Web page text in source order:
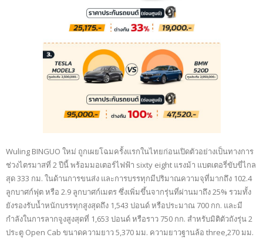
Wuling BINGUO ใหม่ ถูกเผยโฉมครั้งแรกในไทยก่อนเปิดตัวอย่างเป็นทางการ
ช่วงไตรมาสที่ 2 ปีนี้ พร้อมมอเตอร์ไฟฟ้า sixty eight แรงม้า แบตเตอรี่ขับขี่ไกล
สุด 333 กม. ในด้านการขนส่ง และการบรรทุกมีปริมาณความจุที่มากถึง 102.4
ลูกบาศก์ฟุต หรือ 2.9 ลูกบาศก์เมตร ซึ่งเพิ่มขึ้นจากรุ่นที่ผ่านมาถึง 25% รวมทั้ง
ยังรองรับน้ำหนักบรรทุกสูงสุดถึง 1,543 ปอนด์ หรือประมาณ 700 กก. และมี
กำลังในการลากจูงสูงสุดที่ 1,653 ปอนด์ หรือราว 750 กก. สำหรับมิติตัวถังรุ่น 2
ประตู Open Cab ขนาดความยาว 5,370 มม. ความยาวฐานล้อ three,270 มม.